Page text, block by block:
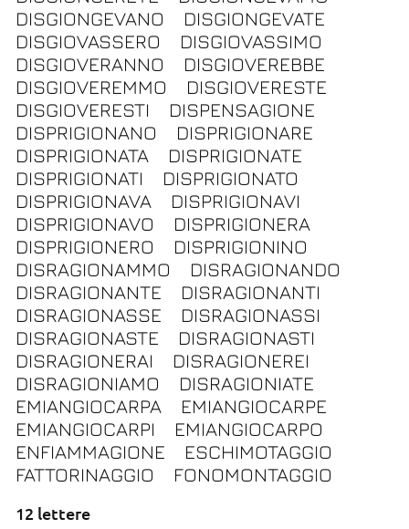
DISGIONGEVANO
DISGIONGEVATE
DISGIOVASSERO
DISGIOVASSIMO
DISGIOVERANNO
DISGIOVEREBBE
DISGIOVEREMMO
DISGIOVERESTE
DISGIOVERESTI
DISPENSAGIONE
DISPRIGIONANO
DISPRIGIONARE
DISPRIGIONATA
DISPRIGIONATE
DISPRIGIONATI
DISPRIGIONATO
DISPRIGIONAVA
DISPRIGIONAVI
DISPRIGIONAVO
DISPRIGIONERA
DISPRIGIONERO
DISPRIGIONINO
DISRAGIONAMMO
DISRAGIONANDO
DISRAGIONANTE
DISRAGIONANTI
DISRAGIONASSE
DISRAGIONASSI
DISRAGIONASTE
DISRAGIONASTI
DISRAGIONERAI
DISRAGIONEREI
DISRAGIONIAMO
DISRAGIONIATE
EMIANGIOCARPA
EMIANGIOCARPE
EMIANGIOCARPI
EMIANGIOCARPO
ENFIAMMAGIONE
ESCHIMOTAGGIO
FATTORINAGGIO
FONOMONTAGGIO
12 lettere